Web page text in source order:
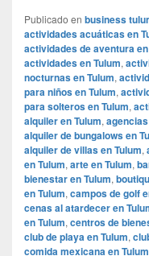
Publicado en business
actividades acuáticas en
actividades de aventura en
actividades en Tulum,
nocturnas en Tulum,
para niños en Tulum,
para solteros en Tulum,
alquiler en Tulum,
alquiler de bungalows en
alquiler de villas en Tulum,
en Tulum, arte en Tulum,
bienestar en Tulum,
en Tulum, campos de golf
cenas al atardecer en
en Tulum, centros de
club de playa en Tulum,
comida mexicana en Tulum